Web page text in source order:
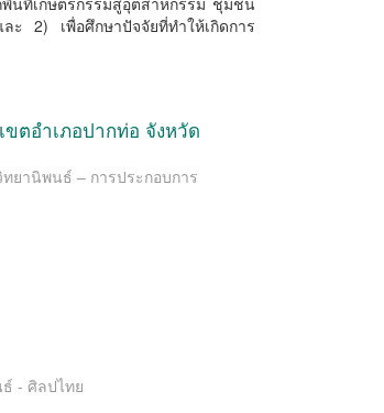
2) เพื่อศึกษาปัจจัยที่ทำให้เกิดการ
ตอำเภอปากท่อ จังหวัด
ทยานิพนธ์ – การประกอบการ
ธ์ - ศิลปไทย